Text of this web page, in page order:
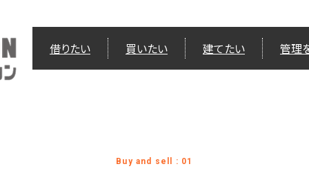
借りたい 買いたい 建てたい 管理
Buy and sell : 01